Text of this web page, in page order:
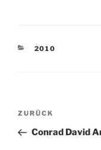
KATEGORIEN
2010
Vorheriger
Beitrag
ZURÜCK
Conrad David